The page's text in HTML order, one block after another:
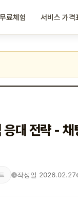
무료체험 서비스 가격
대 전략 -
작성일 2026.02.27